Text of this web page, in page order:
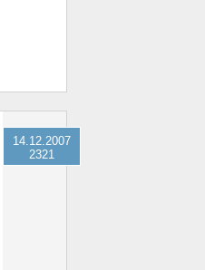
14.12.2007
2321